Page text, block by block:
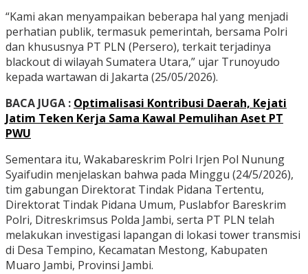
“Kami akan menyampaikan beberapa hal yang menjadi
perhatian publik, termasuk pemerintah, bersama Polri
dan khususnya PT PLN (Persero), terkait terjadinya
blackout di wilayah Sumatera Utara,” ujar Trunoyudo
kepada wartawan di Jakarta (25/05/2026).
BACA JUGA : Optimalisasi Kontribusi Daerah, Kejati
Jatim Teken Kerja Sama Kawal Pemulihan Aset PT
PWU
Sementara itu, Wakabareskrim Polri Irjen Pol Nunung
Syaifudin menjelaskan bahwa pada Minggu (24/5/2026),
tim gabungan Direktorat Tindak Pidana Tertentu,
Direktorat Tindak Pidana Umum, Puslabfor Bareskrim
Polri, Ditreskrimsus Polda Jambi, serta PT PLN telah
melakukan investigasi lapangan di lokasi tower transmisi
di Desa Tempino, Kecamatan Mestong, Kabupaten
Muaro Jambi, Provinsi Jambi.